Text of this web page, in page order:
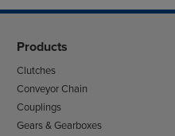
Products
Clutches
Conveyor Chain
Couplings
Gears & Gearboxes